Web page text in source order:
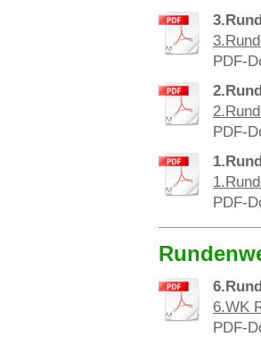
PDF-
PDF-
PDF-
6.WK
PDF-